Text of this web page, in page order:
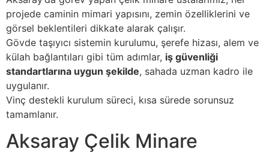
projede caminin mimari yapısını, zemin özelliklerini ve
görsel beklentileri dikkate alarak çalışır.
Gövde taşıyıcı sistemin kurulumu, şerefe hizası, alem ve
külah bağlantıları gibi tüm adımlar, iş güvenliği
standartlarına uygun şekilde, sahada uzman kadro ile
uygulanır.
Vinç destekli kurulum süreci, kısa sürede sorunsuz
tamamlanır.
Aksaray Çelik Minare